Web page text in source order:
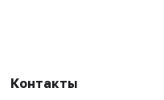
Контакты